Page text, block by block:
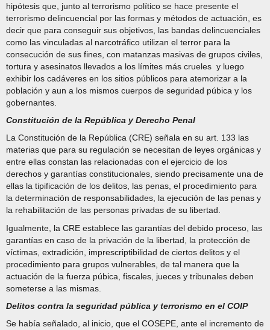
hipótesis que, junto al terrorismo político se hace presente el
terrorismo delincuencial por las formas y métodos de actuación, es
decir que para conseguir sus objetivos, las bandas delincuenciales
como las vinculadas al narcotráfico utilizan el terror para la
consecución de sus fines, con matanzas masivas de grupos civiles,
tortura y asesinatos llevados a los límites más crueles y luego
exhibir los cadáveres en los sitios públicos para atemorizar a la
población y aun a los mismos cuerpos de seguridad púbica y los
gobernantes.
Constitución de la República y Derecho Penal
La Constitución de la República (CRE) señala en su art. 133 las
materias que para su regulación se necesitan de leyes orgánicas y
entre ellas constan las relacionadas con el ejercicio de los
derechos y garantías constitucionales, siendo precisamente una de
ellas la tipificación de los delitos, las penas, el procedimiento para
la determinación de responsabilidades, la ejecución de las penas y
la rehabilitación de las personas privadas de su libertad.
Igualmente, la CRE establece las garantías del debido proceso, las
garantías en caso de la privación de la libertad, la protección de
víctimas, extradición, imprescriptibilidad de ciertos delitos y el
procedimiento para grupos vulnerables, de tal manera que la
actuación de la fuerza púbica, fiscales, jueces y tribunales deben
someterse a las mismas.
Delitos contra la seguridad pública y terrorismo en el COIP
Se había señalado, al inicio, que el COSEPE, ante el incremento de